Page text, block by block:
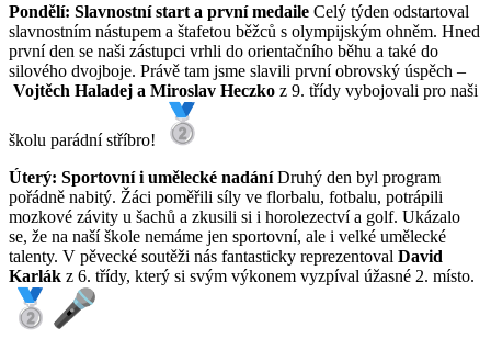
Pondělí: Slavnostní start a první medaile Celý týden odstartoval
slavnostním nástupem a štafetou běžců s olympijským ohněm. Hned
první den se naši zástupci vrhli do orientačního běhu a také do
silového dvojboje. Právě tam jsme slavili první obrovský úspěch –
Vojtěch Haladej a Miroslav Heczko z 9. třídy vybojovali pro naši
školu parádní stříbro!
Úterý: Sportovní i umělecké nadáníDruhý den byl program
pořádně nabitý. Žáci poměřili síly ve florbalu, fotbalu, potrápili
mozkové závity u šachů a zkusili si i horolezectví a golf. Ukázalo
se, že na naší škole nemáme jen sportovní, ale i velké umělecké
talenty. V pěvecké soutěži nás fantasticky reprezentoval David
Karlák z 6. třídy, který si svým výkonem vyzpíval úžasné 2. místo.